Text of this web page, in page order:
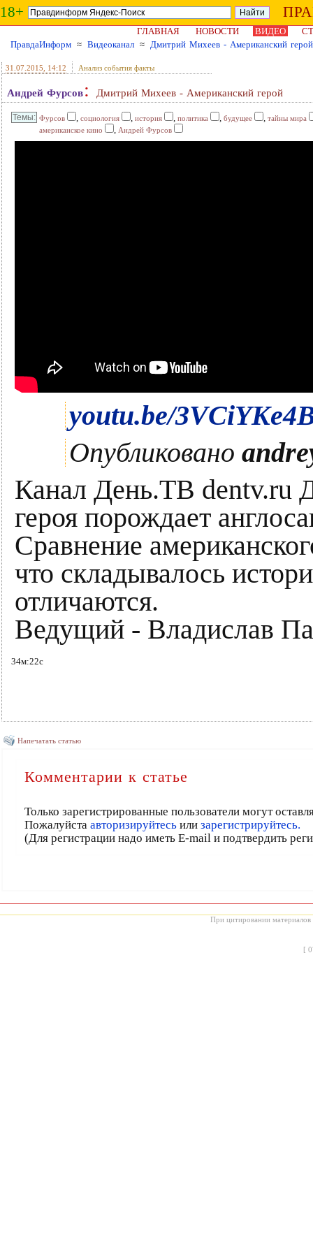
18+
ГЛАВНАЯ НОВОСТИ ВИДЕО
ПравдаИнформ ≈ Видеоканал ≈ Дмитрий Михеев - Американский герой
31.07.2015 , 14:12 Анализ события факты
Андрей Фурсов: Дмитрий Михеев - Американский герой
Фурсов , социология , история , политика , будущее , тайны мира
американское кино
, Андрей Фурсов
youtu.be/
Опубликовано
Канал День.ТВ dentv.ru
героя порождает
Сравнение
что складывалось
отличаются.
Ведущий - Владислав
34м:22с
Напечатать статью
Комментарии к статье
Только зарегистрированные пользователи могут
Пожалуйста авторизируйтесьили зарегистрируйтесь.
(Для регистрации надо иметь E-mail и подтвердить
При цитировании материалов
[